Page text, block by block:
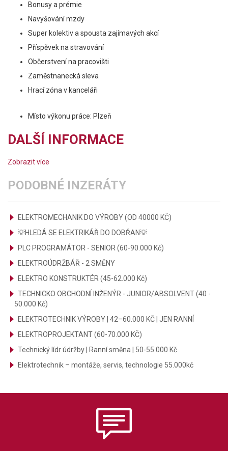
Bonusy a prémie
Navyšování mzdy
Super kolektiv a spousta zajímavých akcí
Příspěvek na stravování
Občerstvení na pracovišti
Zaměstnanecká sleva
Hrací zóna v kanceláři
Místo výkonu práce: Plzeň
DALŠÍ INFORMACE
Zobrazit více
PODOBNÉ INZERÁTY
ELEKTROMECHANIK DO VÝROBY (OD 40000 KČ)
💡HLEDÁ SE ELEKTRIKÁŘ DO DOBŘAN💡
PLC PROGRAMÁTOR - SENIOR (60-90.000 Kč)
ELEKTROÚDRŽBÁŘ - 2 SMĚNY
ELEKTRO KONSTRUKTÉR (45-62.000 Kč)
TECHNICKO OBCHODNÍ INŽENÝR - JUNIOR/ABSOLVENT (40 -
50.000 Kč)
ELEKTROTECHNIK VÝROBY | 42–60.000 KČ | JEN RANNÍ
ELEKTROPROJEKTANT (60-70.000 KČ)
Technický lídr údržby | Ranní směna | 50-55.000 Kč
Elektrotechnik – montáže, servis, technologie 55.000kč